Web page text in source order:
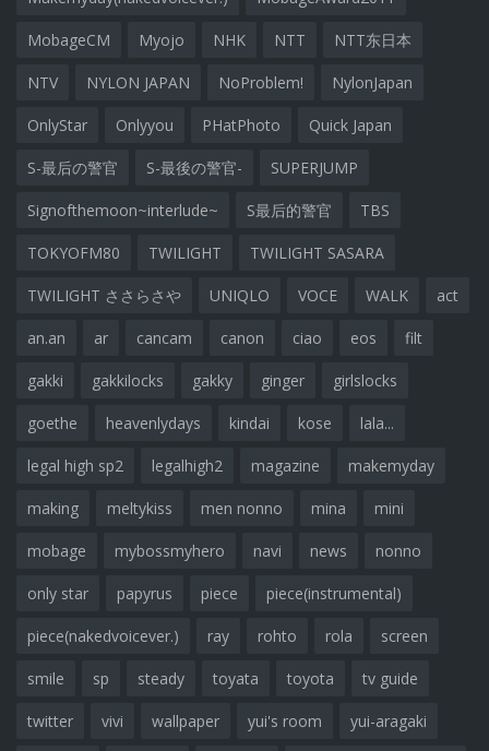
MobageCM Myojo NHK NTT NTT东日本
NTV NYLON JAPAN NoProblem! NylonJapan
OnlyStar Onlyyou PHatPhoto Quick Japan
S-最后の警官 S-最後の警官- SUPERJUMP
Signofthemoon~interlude~ S最后的警官 TBS
TOKYOFM80 TWILIGHT TWILIGHT SASARA
TWILIGHT ささらさや UNIQLO VOCE WALK act
an.an ar cancam canon ciao eos filt
gakki gakkilocks gakky ginger girlslocks
goethe heavenlydays kindai kose lala...
legal high sp2 legalhigh2 magazine makemyday
making meltykiss men nonno mina mini
mobage mybossmyhero navi news nonno
only star papyrus piece piece(instrumental)
piece(nakedvoicever.) ray rohto rola screen
smile sp steady toyata toyota tv guide
twitter vivi wallpaper yui's room yui-aragaki